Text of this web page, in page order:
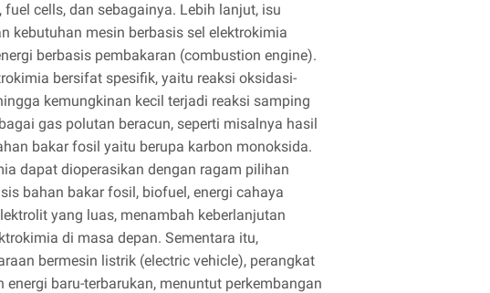
cells, dan sebagainya. Lebih lanjut, isu
kebutuhan mesin berbasis sel elektrokimia
berbasis pembakaran (combustion engine).
bersifat spesifik, yaitu reaksi oksidasi-
kemungkinan kecil terjadi reaksi samping
gas polutan beracun, seperti misalnya hasil
bakar fosil yaitu berupa karbon monoksida.
dapat dioperasikan dengan ragam pilihan
bahan bakar fosil, biofuel, energi cahaya
yang luas, menambah keberlanjutan
di masa depan. Sementara itu,
bermesin listrik (electric vehicle), perangkat
baru-terbarukan, menuntut perkembangan